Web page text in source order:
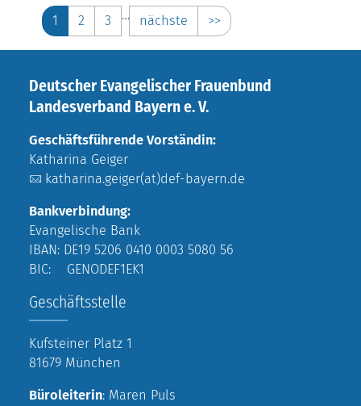
1 2 3 … nächste >>
Deutscher Evangelischer Frauenbund
Landesverband Bayern e. V.
Geschäftsführende Vorständin:
Katharina Geiger
katharina.geiger(at)def-bayern.de
Bankverbindung:
Evangelische Bank
IBAN: DE19 5206 0410 0003 5080 56
BIC: GENODEF1EK1
Geschäftsstelle
Kufsteiner Platz 1
81679 München
Büroleiterin: Maren Puls